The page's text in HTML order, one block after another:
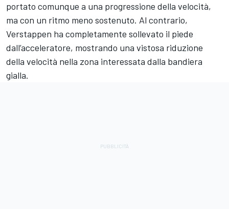
portato comunque a una progressione della velocità,
ma con un ritmo meno sostenuto. Al contrario,
Verstappen ha completamente sollevato il piede
dall’acceleratore, mostrando una vistosa riduzione
della velocità nella zona interessata dalla bandiera
gialla.